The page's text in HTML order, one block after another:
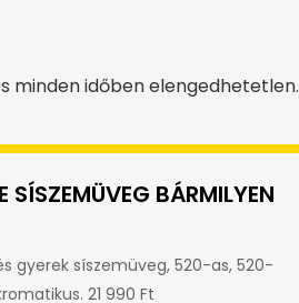
minden időben elengedhetetlen.
SÍSZEMÜVEG BÁRMILYEN
gyerek síszemüveg, 520-as, 520-
21 990 Ft